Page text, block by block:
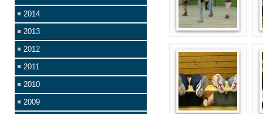
2014
2013
2012
2011
2010
2009